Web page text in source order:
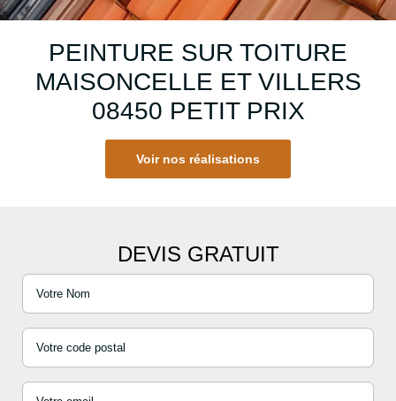
PEINTURE SUR TOITURE
MAISONCELLE ET VILLERS
08450 PETIT PRIX
Voir nos réalisations
DEVIS GRATUIT